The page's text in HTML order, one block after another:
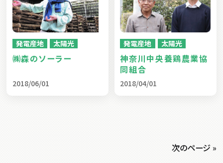
発電産地 太陽光
㈱森のソーラー
2018/06/01
発電産地 太陽光
神奈川中央養鶏農業協
同組合
2018/04/01
次のページ »